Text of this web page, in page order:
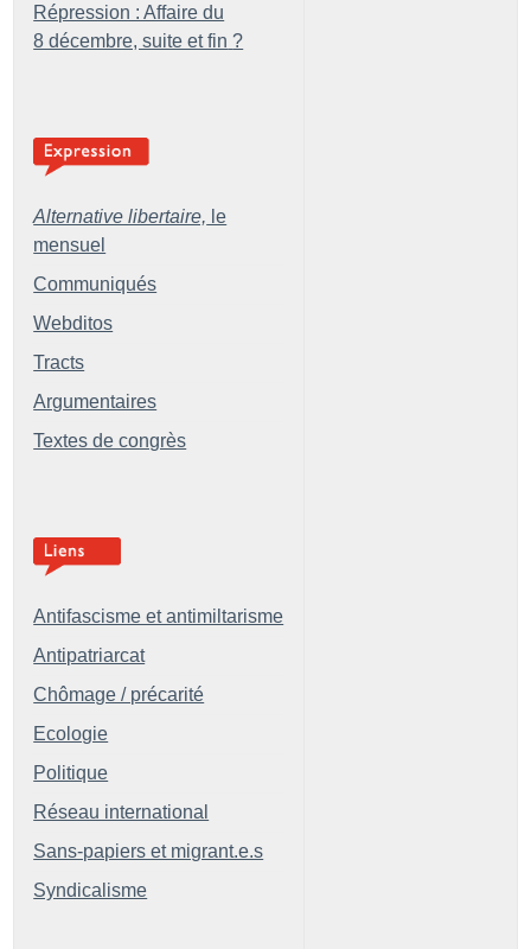
Répression : Affaire du
8 décembre, suite et fin ?
Alternative libertaire, le
mensuel
Communiqués
Webditos
Tracts
Argumentaires
Textes de congrès
Antifascisme et antimiltarisme
Antipatriarcat
Chômage / précarité
Ecologie
Politique
Réseau international
Sans-papiers et migrant.e.s
Syndicalisme